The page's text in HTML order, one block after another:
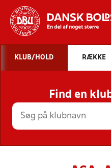
STILLINGER,
KLUB/HOLD RÆKKE
Find en